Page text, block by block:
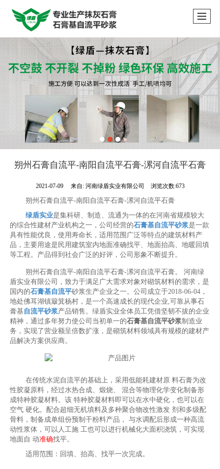
朔州石膏自流平-南阳自流平石膏-漯河自流平石膏
2021-07-09 来自: 河南绿盾实业有限公司 浏览次数:673
朔州石膏自流平-南阳自流平石膏-漯河自流平石膏
绿盾实业是集科研、制造、流通为一体的在河南省规模较大
的综合性建材产业机构之一，公司经营的石膏基自流平砂浆是一款
具有性能优良，使用寿命长，适用范围广泛等特点的建筑材料产
品，主要用途是民用建筑室内地面准确找平、地面抬高、地暖回填
等工程。产品得到社会广泛的好评，公司形象不断提升。
朔州石膏自流平-南阳自流平石膏-漯河自流平石膏。 河南绿
盾实业有限公司，致力于满足广大需求对象对砌筑材料的需求，是
国内的石膏基自流平砂浆生产企业之一。公司成立于2018-06-04，
地处佛耳湖镇簸箕杨村，是一个高速成长的现代企业,可靠从事石
膏基自流平砂浆产品销售。绿盾实业全体员工凭借坚韧不拔的企业
精神，通过多年努力使公司当初单一的石膏基自流平砂浆制造业
务，实现了营业额呈倍数扩涨，是砌筑材料领域具有规模的建材产
品解决方案供应商。
在传统水泥自流平的基础上，采用低能耗建材原 料石膏为改
性胶凝原料，经过水热合成、煅烧、 混合等物理化学变化制备形
成特种胶凝材料。该 特种胶凝材料即可以在水中硬化，也可以在
空气 硬化。配合超细无机填料及多种聚合物改性激发 剂和多级配
骨料，制备成单组份预制干粉料产品， 与水调配后形成一种高流
动性浆体，可以人工施 工也可以进行机械化大面积浇筑，可实现
地面自 动准确找平。
适用范围：回填、抬高、找平一次完成。